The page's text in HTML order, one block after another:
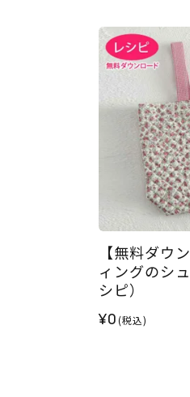
【無料ダウ
ィングのシ
シピ）
¥0(税込)